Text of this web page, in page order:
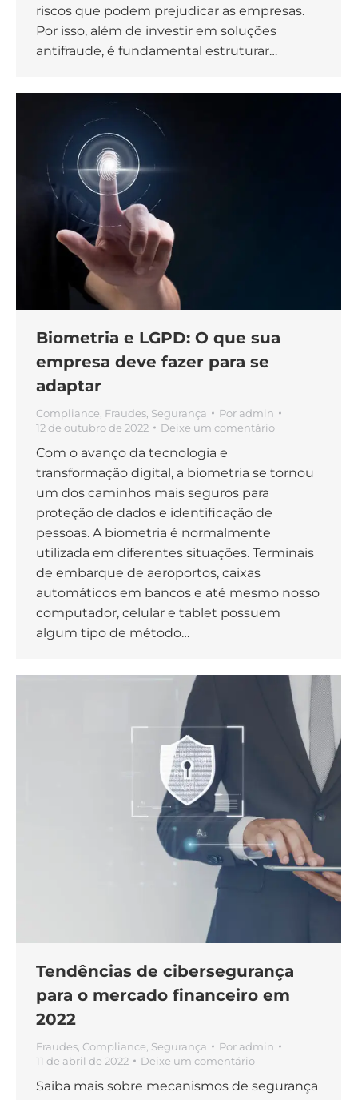
riscos que podem prejudicar as empresas.
Por isso, além de investir em soluções
antifraude, é fundamental estruturar…
Biometria e LGPD: O que sua
empresa deve fazer para se
adaptar
Compliance Fraudes Segurança Por admin
12 de outubro de 2022
Deixe um comentário
Com o avanço da tecnologia e
transformação digital, a biometria se tornou
um dos caminhos mais seguros para
proteção de dados e identificação de
pessoas. A biometria é normalmente
utilizada em diferentes situações. Terminais
de embarque de aeroportos, caixas
automáticos em bancos e até mesmo nosso
computador, celular e tablet possuem
algum tipo de método…
Tendências de cibersegurança
para o mercado financeiro em
2022
Fraudes Compliance Segurança Por admin
11 de abril de 2022
Deixe um comentário
Saiba mais sobre mecanismos de segurança